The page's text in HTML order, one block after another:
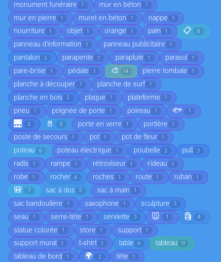
monument funéraire 1 mur en béton 1
mur en pierre 1 muret en béton 1 nappe 1
nourriture 1 objet 1 orange 1 pain 1 📋 8
panneau d'information 1 panneau publicitaire 1
pantalon 3 parapente 1 parapluie 1 parasol 1
pare-brise 1 pédale 1 🎨 14 pierre tombale 1
planche à découper 1 planche de surf 1
planche en bois 2 plaque 1 plateforme 1
pneu 1 poignée de porte 1 poireau 1 🐟 1
🌉 2 🚪 5 porte en verre 1 portière 1
poste de secours 1 pot 1 pot de fleur 1
poteau 6 poteau électrique 1 poubelle 2 pull 3
radis 1 rampe 1 rétroviseur 1 rideau 1
robe 1 rocher 4 roches 1 route 1 ruban 1
🎒 7 sac à dos 5 sac à main 1
sac bandoulière 1 saxophone 1 sculpture 3
seau 1 serre-tête 1 serviette 3 🐭 1 🗿 4
statue colorée 1 store 1 support 1
support mural 1 t-shirt 1 table 4 tableau 11
tableau de bord 1 🌍 2 tête 1